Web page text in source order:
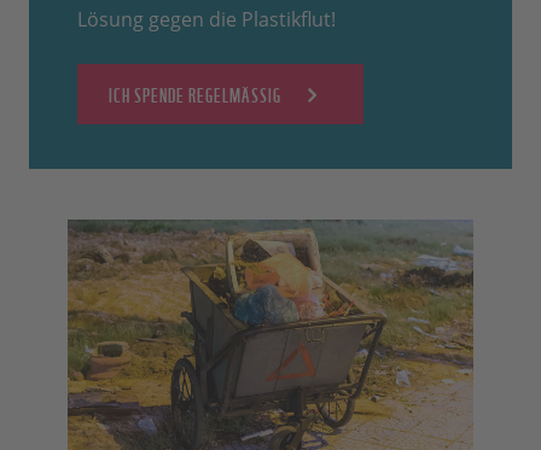
Lösung gegen die Plastikflut!
ICH SPENDE REGELMÄSSIG